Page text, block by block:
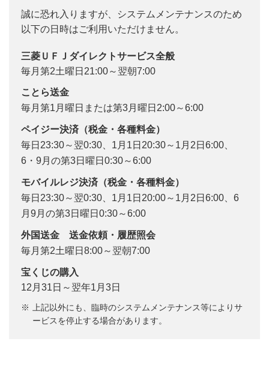
誠に恐れ入りますが、システムメンテナンスのため
以下の日時はご利用いただけません。
三菱ＵＦＪダイレクトサービス全般
毎月第2土曜日21:00～翌朝7:00
ことら送金
毎月第1月曜日または第3月曜日2:00～6:00
ペイジー決済（税金・各種料金）
毎日23:30～翌0:30、1月1日20:30～1月2日6:00、
6・9月の第3日曜日0:30～6:00
モバイルレジ決済（税金・各種料金）
毎日23:30～翌0:30、1月1日20:00～1月2日6:00、6
月9月の第3日曜日0:30～6:00
外国送金 送金依頼・履歴照会
毎月第2土曜日8:00～翌朝7:00
宝くじの購入
12月31日～翌年1月3日
上記以外にも、臨時のシステムメンテナンス等によりサ
ービスを停止する場合があります。